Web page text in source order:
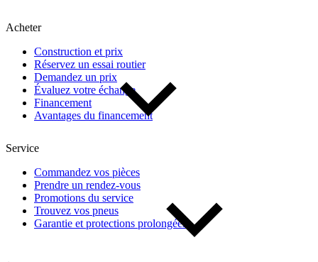
Acheter
Construction et prix
Réservez un essai routier
Demandez un prix
Évaluez votre échange
Financement
Avantages du financement
Service
Commandez vos pièces
Prendre un rendez-vous
Promotions du service
Trouvez vos pneus
Garantie et protections prolongées